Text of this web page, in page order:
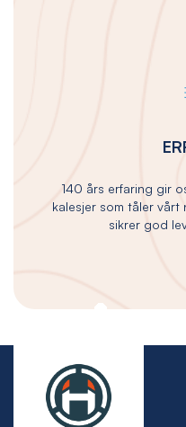
140 års erfaring gir
kalesjer som tåler
sikrer god